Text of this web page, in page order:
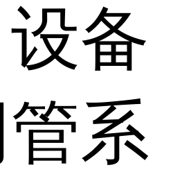
备
管系